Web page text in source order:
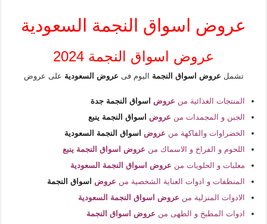
عروض اسواق النجمة السعودية
عروض اسواق النجمة 2024
تشمل عروض اسواق النجمة اليوم فى عروض السعوديةعلى عروض
المنتجات الغذائية من عروض اسواق النجمة جدة
الجبن و المجمدات من عروض اسواق النجمة ينبع
الخضراوات والفاكهة من عروض اسواق النجمة السعودية
اللحوم و الفراخ و الاسماك من عروض اسواق النجمة ينبع
معلبات و الحلويات من عروض اسواق النجمة السعودية
المنظفات و ادوات العناية الشخصية من عروض اسواق النجمة
الادوات المنزلية من عروض اسواق النجمة السعودية
ادوات المطبخ و الطهى من عروض اسواق النجمة